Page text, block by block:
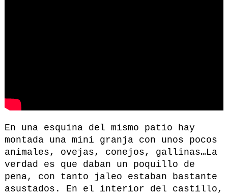
En una esquina del mismo patio hay
montada una mini granja con unos pocos
animales, ovejas, conejos, gallinas…La
verdad es que daban un poquillo de
pena, con tanto jaleo estaban bastante
asustados. En el interior del castillo,